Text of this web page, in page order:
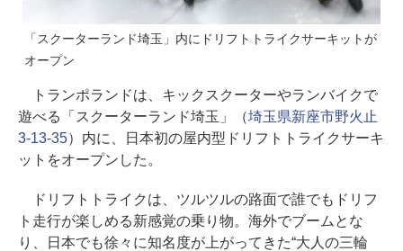
「スクーターランド埼玉」内にドリフトトライクサーキットが
オープン
トランポランドは、キックスクーターやランバイクで
遊べる「スクーターランド埼玉」（埼玉県新座市野火止
3-13-35）内に、日本初の屋内型ドリフトトライクサーキ
ットをオープンした。
ドリフトトライクは、ツルツルの路面で誰でもドリフ
ト走行が楽しめる新感覚の乗り物。海外でブームとな
り、日本でも徐々に知名度が上がってきた“大人の三輪